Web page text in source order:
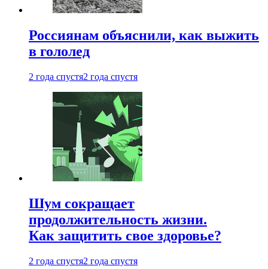
Россиянам объяснили, как выжить
в гололед
2 года спустя2 года спустя
Шум сокращает
продолжительность жизни.
Как защитить свое здоровье?
2 года спустя2 года спустя